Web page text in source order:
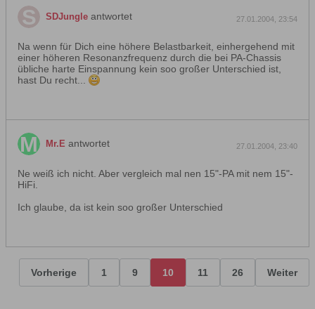
SDJungle antwortet 27.01.2004, 23:54
Na wenn für Dich eine höhere Belastbarkeit, einhergehend mit
einer höheren Resonanzfrequenz durch die bei PA-Chassis
übliche harte Einspannung kein soo großer Unterschied ist,
hast Du recht...
Mr.E antwortet 27.01.2004, 23:40
Ne weiß ich nicht. Aber vergleich mal nen 15"-PA mit nem 15"-
HiFi.
Ich glaube, da ist kein soo großer Unterschied
Vorherige 1 9 10 11 26 Weiter